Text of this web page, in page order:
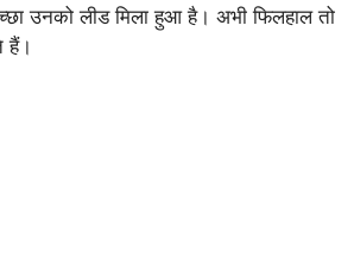
उनको लीड मिला हुआ है। अभी फिलहाल तो
हैं।